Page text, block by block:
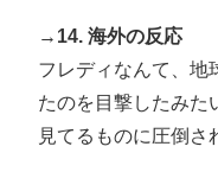
→14. 海外の反応
フレディなんて、地
たのを目撃したみた
見てるものに圧倒さ